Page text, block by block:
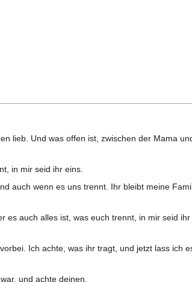
lieb. Und was offen ist, zwischen der Mama
in mir seid ihr eins.
auch wenn es uns trennt. Ihr bleibt meine
auch alles ist, was euch trennt, in mir seid
Ich achte, was ihr tragt, und jetzt lass ich
und achte deinen.